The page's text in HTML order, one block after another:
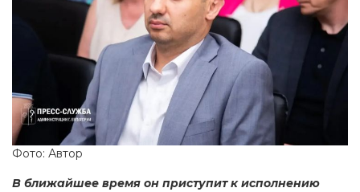
Фото: Автор
В ближайшее время он приступит к исполнению